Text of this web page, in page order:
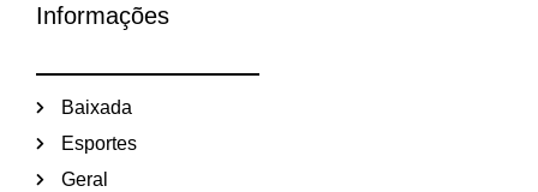
Informações
Baixada
Esportes
Geral